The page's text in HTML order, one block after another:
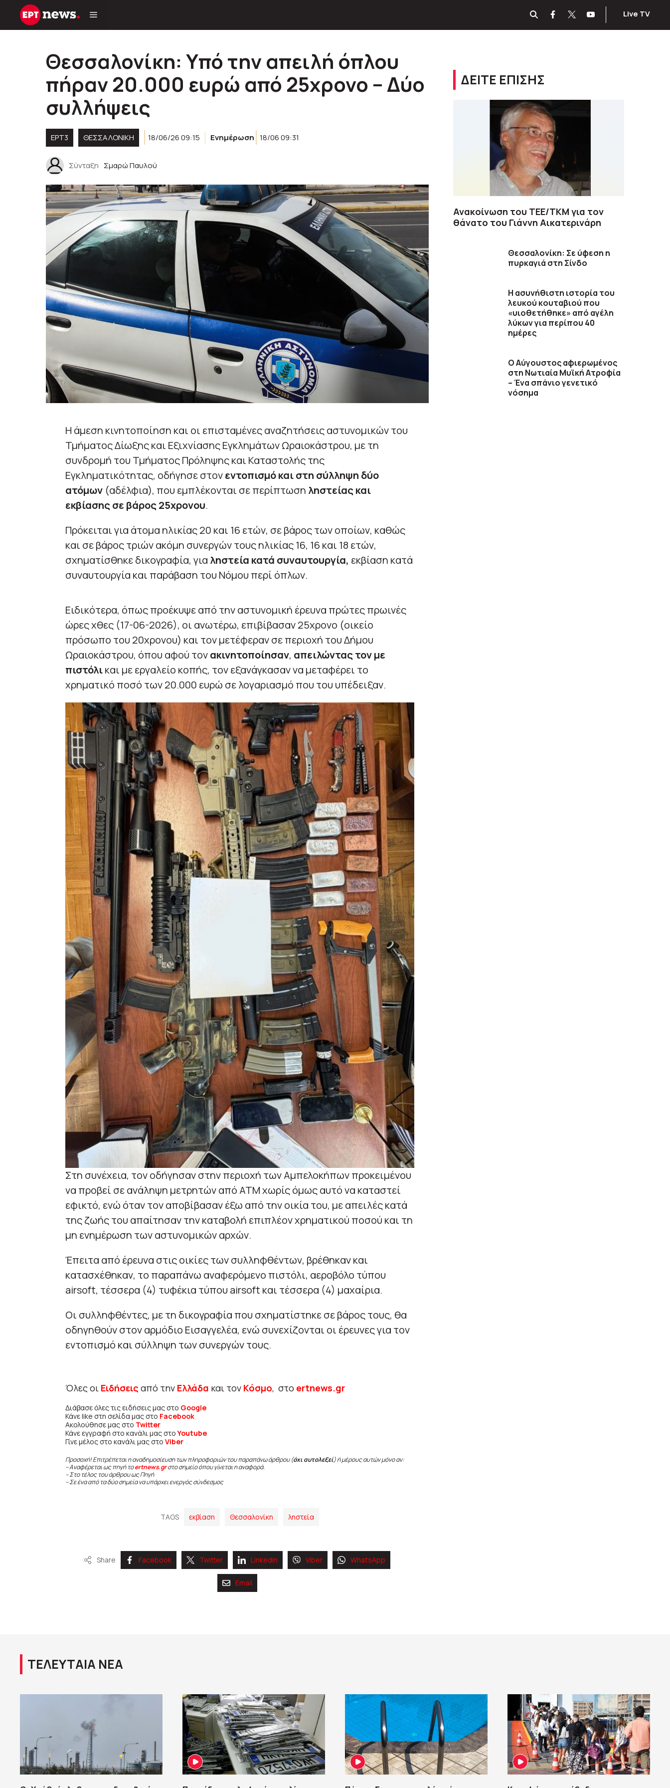
Μετάβαση
Live TV
Θεσσαλονίκη: Υπό την απειλή όπλου
πήραν 20.000 ευρώ από 25χρονο – Δύο
συλλήψεις
ΕΡΤ3 ΘΕΣΣΑΛΟΝΙΚΗ 18/06/26 09:15 Ενημέρωση 18/06 09:31
Σύνταξη Σμαρώ Παυλού
Η άμεση κινητοποίηση και οι επισταμένες αναζητήσεις αστυνομικών του
Τμήματος Δίωξης και Εξιχνίασης Εγκλημάτων Ωραιοκάστρου, με τη
συνδρομή του Τμήματος Πρόληψης και Καταστολής της
Εγκληματικότητας, οδήγησε στονεντοπισμό και στη σύλληψη δύο
ατόμων(αδέλφια), που εμπλέκονται σε περίπτωση ληστείας και
εκβίασης σε βάρος 25χρονου.
Πρόκειται για άτομα ηλικίας 20 και 16 ετών, σε βάρος των οποίων, καθώς
και σε βάρος τριών ακόμη συνεργών τους ηλικίας 16, 16 και 18 ετών,
σχηματίσθηκε δικογραφία, για ληστεία κατά συναυτουργία, εκβίαση κατά
συναυτουργία και παράβαση του Νόμου περί όπλων.
Ειδικότερα, όπως προέκυψε από την αστυνομική έρευνα πρώτες πρωινές
ώρες χθες (17-06-2026), οι ανωτέρω, επιβίβασαν 25χρονο (οικείο
πρόσωπο του 20χρονου) και τον μετέφεραν σε περιοχή του Δήμου
Ωραιοκάστρου, όπου αφού τονακινητοποίησαν, απειλώντας τον με
πιστόλικαι με εργαλείο κοπής, τον εξανάγκασαν να μεταφέρει το
χρηματικό ποσό των 20.000 ευρώ σε λογαριασμό που του υπέδειξαν.
Στη συνέχεια, τον οδήγησαν στην περιοχή των Αμπελοκήπων προκειμένου
να προβεί σε ανάληψη μετρητών από ΑΤΜ χωρίς όμως αυτό να καταστεί
εφικτό, ενώ όταν τον αποβίβασαν έξω από την οικία του, με απειλές κατά
της ζωής του απαίτησαν την καταβολή επιπλέον χρηματικού ποσού και τη
μη ενημέρωση των αστυνομικών αρχών.
Έπειτα από έρευνα στις οικίες των συλληφθέντων, βρέθηκαν και
κατασχέθηκαν, το παραπάνω αναφερόμενο πιστόλι, αεροβόλο τύπου
airsoft, τέσσερα (4) τυφέκια τύπου airsoft και τέσσερα (4) μαχαίρια.
Οι συλληφθέντες, με τη δικογραφία που σχηματίστηκε σε βάρος τους, θα
οδηγηθούν στον αρμόδιο Εισαγγελέα, ενώ συνεχίζονται οι έρευνες για τον
εντοπισμό και σύλληψη των συνεργών τους.
Όλες οι Ειδήσεις από την Ελλάδα και τον Κόσμο, στο ertnews.gr
Διάβασε όλες τις ειδήσεις μας στο Google
Κάνε like στη σελίδα μας στο Facebook
Ακολούθησε μας στο Twitter
Κάνε εγγραφή στο κανάλι μας στοYoutube
Γίνε μέλος στο κανάλι μας στο Viber
Προσοχή! Επιτρέπεται η αναδημοσίευση των πληροφοριών του παραπάνω άρθρου (όχι αυτολεξεί) ή μέρους αυτών μόνο αν:
– Αναφέρεται ως πηγή τοertnews.gr στο σημείο όπου γίνεται η αναφορά.
– Στο τέλος του άρθρου ως Πηγή
– Σε ένα από τα δύο σημεία να υπάρχει ενεργός σύνδεσμος
TAGS εκβίαση Θεσσαλονίκη ληστεία
Share Facebook Twitter Linkedin Viber WhatsApp
Email
ΔΕΙΤΕ ΕΠΙΣΗΣ
Ανακοίνωση του ΤΕΕ/ΤΚΜ για τον
θάνατο του Γιάννη Αικατερινάρη
Θεσσαλονίκη: Σε ύφεση η
πυρκαγιά στη Σίνδο
Η ασυνήθιστη ιστορία του
λευκού κουταβιού που
«υιοθετήθηκε» από αγέλη
λύκων για περίπου 40
ημέρες
Ο Αύγουστος αφιερωμένος
στη Νωτιαία Μυϊκή Ατροφία
– Ένα σπάνιο γενετικό
νόσημα
ΤΕΛΕΥΤΑΙΑ ΝΕΑ